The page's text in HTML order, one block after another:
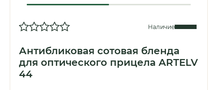
Наличие
Антибликовая сотовая бленда
для оптического прицела ARTELV
44